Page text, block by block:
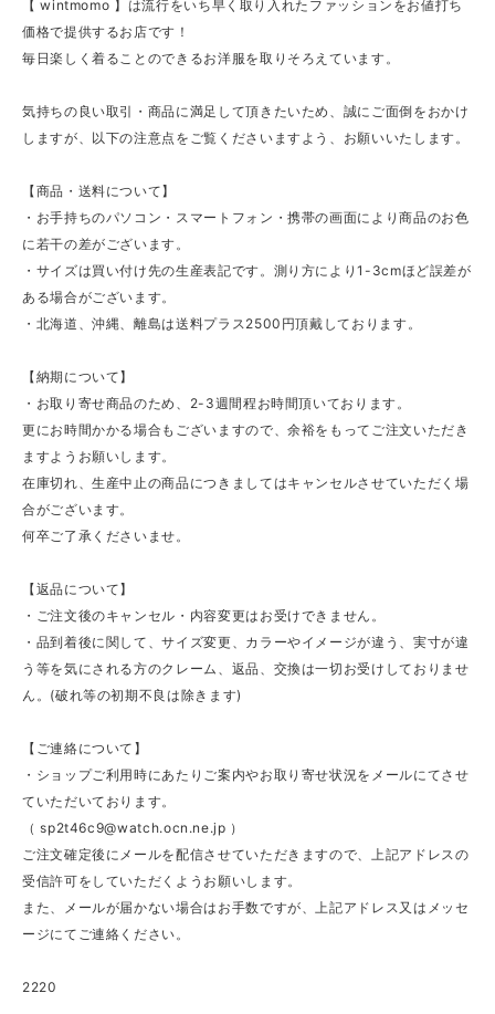
【 wintmomo 】は流行をいち早く取り入れたファッションをお値打ち
価格で提供するお店です！
毎日楽しく着ることのできるお洋服を取りそろえています。
気持ちの良い取引・商品に満足して頂きたいため、誠にご面倒をおかけ
しますが、以下の注意点をご覧くださいますよう、お願いいたします。
【商品・送料について】
・お手持ちのパソコン・スマートフォン・携帯の画面により商品のお色
に若干の差がございます。
・サイズは買い付け先の生産表記です。測り方により1-3cmほど誤差が
ある場合がございます。
・北海道、沖縄、離島は送料プラス2500円頂戴しております。
【納期について】
・お取り寄せ商品のため、2-3週間程お時間頂いております。
更にお時間かかる場合もございますので、余裕をもってご注文いただき
ますようお願いします。
在庫切れ、生産中止の商品につきましてはキャンセルさせていただく場
合がございます。
何卒ご了承くださいませ。
【返品について】
・ご注文後のキャンセル・内容変更はお受けできません。
・品到着後に関して、サイズ変更、カラーやイメージが違う、実寸が違
う等を気にされる方のクレーム、返品、交換は一切お受けしておりませ
ん。(破れ等の初期不良は除きます)
【ご連絡について】
・ショップご利用時にあたりご案内やお取り寄せ状況をメールにてさせ
ていただいております。
（sp2t46c9@watch.ocn.ne.jp ）
ご注文確定後にメールを配信させていただきますので、上記アドレスの
受信許可をしていただくようお願いします。
また、メールが届かない場合はお手数ですが、上記アドレス又はメッセ
ージにてご連絡ください。
2220